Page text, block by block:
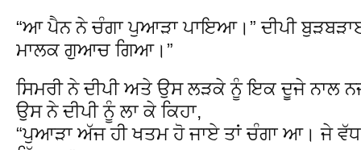
“ਆ ਪੈਨ ਨੇ ਚੰਗਾ ਪੁਆੜਾ ਪਾਇਆ।” ਦੀਪੀ
ਮਾਲਕ ਗੁਆਚ ਗਿਆ।”
ਸਿਮਰੀ ਨੇ ਦੀਪੀ ਅਤੇ ਉਸ ਲੜਕੇ ਨੂੰ ਇਕ ਦੂਜੇ ਨਾਲ
ਉਸ ਨੇ ਦੀਪੀ ਨੂੰ ਲਾ ਕੇ ਕਿਹਾ,
“ਪੁਆੜਾ ਅੱਜ ਹੀ ਖਤਮ ਹੋ ਜਾਏ ਤਾਂ ਚੰਗਾ ਆ। ਜੇ ਵੱਧ